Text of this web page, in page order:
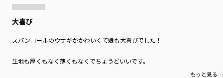
大喜び
スパンコールのウサギがかわいくて娘も大喜びでした！
生地も厚くもなく薄くもなくでちょうどいいです。
もっと見る…